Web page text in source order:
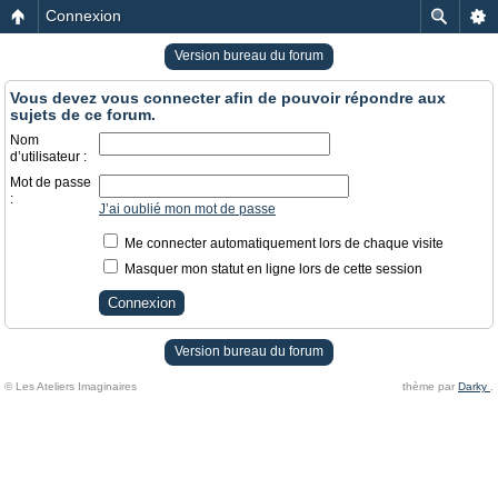
Connexion
Version bureau du forum
Vous devez vous connecter afin de pouvoir répondre aux
sujets de ce forum.
Nom
d’utilisateur :
Mot de passe
:
J’ai oublié mon mot de passe
Me connecter automatiquement lors de chaque visite
Masquer mon statut en ligne lors de cette session
Version bureau du forum
© Les Ateliers Imaginaires thème par Darky